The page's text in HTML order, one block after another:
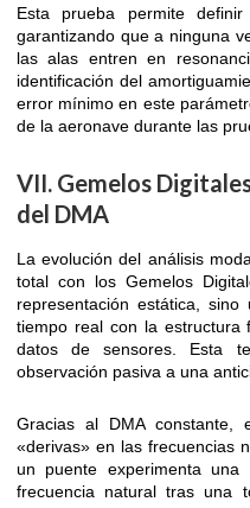
Esta prueba permite
garantizando que a ninguna
las alas entren en
identificación del
error mínimo en este
de la aeronave durante las
VII. Gemelos
del DMA
La evolución del análisis
total con los Gemelos
representación estática,
tiempo real con la estructura
datos de sensores. Esta
observación pasiva a una
Gracias al DMA constante,
«derivas» en las frecuencias
un puente experimenta
frecuencia natural tras una